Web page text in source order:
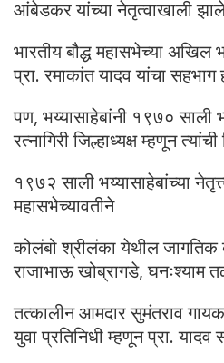
आंबेडकर यांच्या नेतृत्वाखाली
भारतीय बौद्ध महासभेच्या अखिल
प्रा. रमाकांत यादव यांचा सहभाग
पण, भय्यासाहेबांनी १९७० साली
रत्नागिरी जिल्हाध्यक्ष म्हणून
१९७२ साली भय्यासाहेबांच्या
महासभेच्यावतीने
कोलंबो श्रीलंका येथील जागतिक
राजाभाऊ खोब्रागडे, घनःश्याम
तत्कालीन आमदार सुमंतराव
युवा प्रतिनिधी म्हणून प्रा.